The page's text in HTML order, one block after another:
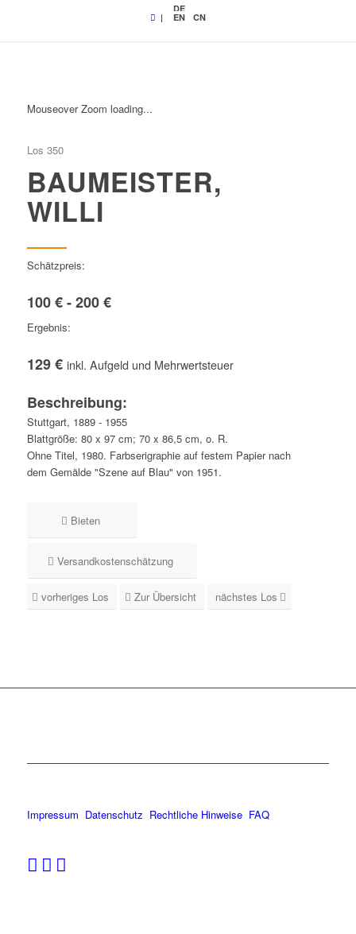
|
DE
EN CN
Mouseover Zoom loading...
Los 350
BAUMEISTER,
WILLI
Schätzpreis:
100 € - 200 €
Ergebnis:
129 € inkl. Aufgeld und Mehrwertsteuer
Beschreibung:
Stuttgart, 1889 - 1955
Blattgröße: 80 x 97 cm; 70 x 86,5 cm, o. R.
Ohne Titel, 1980. Farbserigraphie auf festem Papier nach
dem Gemälde "Szene auf Blau" von 1951.
Bieten
Versandkostenschätzung
vorheriges Los Zur Übersicht nächstes Los
Impressum Datenschutz Rechtliche Hinweise FAQ